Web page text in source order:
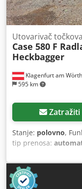
Klagenfurt am
595 km
Utovarivač točkova
Case 580 F
Heckbagger
Zatražiti
Stanje: polovno,
tip prenosa:
,
10/1977, Godina
Tehnički ispravno